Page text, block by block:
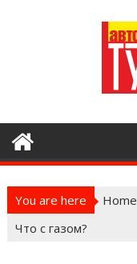
You are here Home
Что с газом?